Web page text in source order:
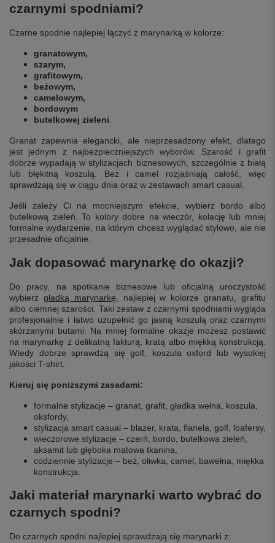
czarnymi spodniami?
Czarne spodnie najlepiej łączyć z marynarką w kolorze:
granatowym,
szarym,
grafitowym,
beżowym,
camelowym,
bordowym
butelkowej zieleni
Granat zapewnia elegancki, ale nieprzesadzony efekt, dlatego
jest jednym z najbezpieczniejszych wyborów. Szarość i grafit
dobrze wypadają w stylizacjach biznesowych, szczególnie z białą
lub błękitną koszulą. Beż i camel rozjaśniają całość, więc
sprawdzają się w ciągu dnia oraz w zestawach smart casual.
Jeśli zależy Ci na mocniejszym efekcie, wybierz bordo albo
butelkową zieleń. To kolory dobre na wieczór, kolację lub mniej
formalne wydarzenie, na którym chcesz wyglądać stylowo, ale nie
przesadnie oficjalnie.
Jak dopasować marynarkę do okazji?
Do pracy, na spotkanie biznesowe lub oficjalną uroczystość
wybierz gładką marynarkę , najlepiej w kolorze granatu, grafitu
albo ciemnej szarości. Taki zestaw z czarnymi spodniami wygląda
profesjonalnie i łatwo uzupełnić go jasną koszulą oraz czarnymi
skórzanymi butami. Na mniej formalne okazje możesz postawić
na marynarkę z delikatną fakturą, kratą albo miękką konstrukcją.
Wtedy dobrze sprawdzą się golf, koszula oxford lub wysokiej
jakości T-shirt.
Kieruj się poniższymi zasadami:
formalne stylizacje – granat, grafit, gładka wełna, koszula,
oksfordy,
stylizacja smart casual – blazer, krata, flanela, golf, loafersy,
wieczorowe stylizacje – czerń, bordo, butelkowa zieleń,
aksamit lub głęboka matowa tkanina,
codziennie stylizacje – beż, oliwka, camel, bawełna, miękka
konstrukcja.
Jaki materiał marynarki warto wybrać do
czarnych spodni?
Do czarnych spodni najlepiej sprawdzają się marynarki z: